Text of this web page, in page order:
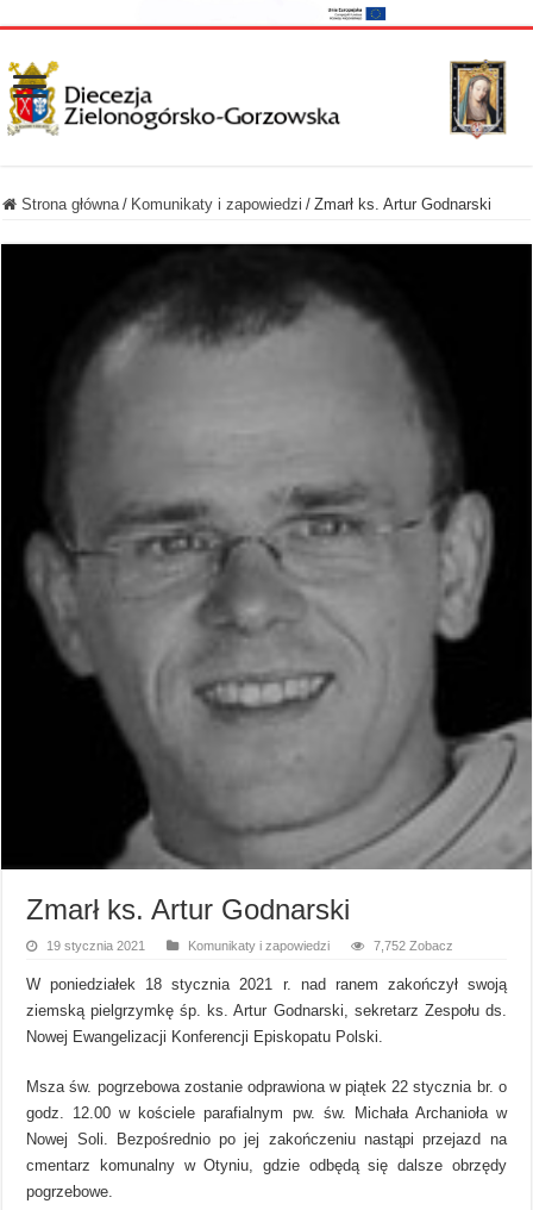
Strona główna / Komunikaty i zapowiedzi / Zmarł ks. Artur Godnarski
Zmarł ks. Artur Godnarski
19 stycznia 2021 Komunikaty i zapowiedzi 7,752 Zobacz
W poniedziałek 18 stycznia 2021 r. nad ranem zakończył swoją
ziemską pielgrzymkę śp. ks. Artur Godnarski, sekretarz Zespołu ds.
Nowej Ewangelizacji Konferencji Episkopatu Polski.
Msza św. pogrzebowa zostanie odprawiona w piątek 22 stycznia br. o
godz. 12.00 w kościele parafialnym pw. św. Michała Archanioła w
Nowej Soli. Bezpośrednio po jej zakończeniu nastąpi przejazd na
cmentarz komunalny w Otyniu, gdzie odbędą się dalsze obrzędy
pogrzebowe.